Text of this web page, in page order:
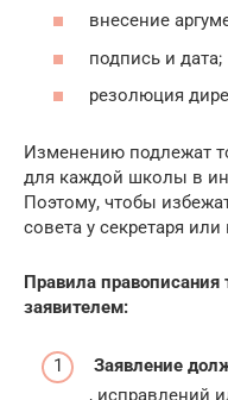
внесение
подпись и дата;
резолюция
Изменению подлежат
для каждой школы в
Поэтому, чтобы
совета у секретаря
Правила правописания
заявителем:
Заявление
, исправлений